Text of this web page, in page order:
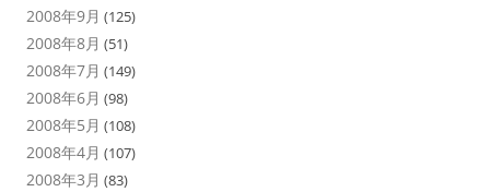
2008年9月 (125)
2008年8月 (51)
2008年7月 (149)
2008年6月 (98)
2008年5月 (108)
2008年4月 (107)
2008年3月 (83)